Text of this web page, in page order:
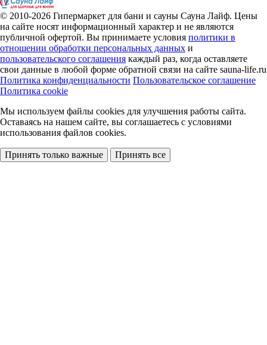
© 2010-2026 Гипермаркет для бани и сауны Сауна Лайф. Цены
на сайте носят информационный характер и не являются
публичной офертой. Вы принимаете условия политики в
отношении обработки персональных данных и
пользовательского соглашения каждый раз, когда оставляете
свои данные в любой форме обратной связи на сайте sauna-life.ru
Политика конфиденциальности Пользовательское соглашение
Политика cookie
Мы используем файлы cookies для улучшения работы сайта.
Оставаясь на нашем сайте, вы соглашаетесь с условиями
использования файлов cookies.
Принять только важные Принять все